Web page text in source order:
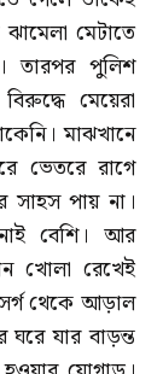
মেটাতে
তারপর পুলিশ
মেয়েরা
মাঝখানে
ভেতরে রাগে
সাহস পায় না।
বেশি। আর
খোলা রেখেই
থেকে আড়াল
ঘরে যার বাড়ন্ত